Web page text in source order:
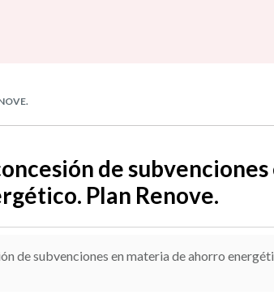
de subvenciones
Plan Renove.
de subvenciones en materia de ahorro